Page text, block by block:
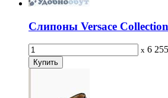
Слипоны Versace
x 6 255